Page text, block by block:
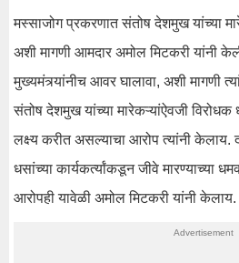
मस्साजोग प्रकरणात संतोष देशमुख यांच्या
अशी मागणी आमदार अमोल मिटकरी यांनी
मुख्यमंत्र्यांनीच आवर घालावा, अशी मागणी
संतोष देशमुख यांच्या मारेकऱ्यांऐवजी
लक्ष्य करीत असल्याचा आरोप त्यांनी केलाय.
धसांच्या कार्यकर्त्यांकडून जीवे मारण्याच्या
आरोपही यावेळी अमोल मिटकरी यांनी केलाय.